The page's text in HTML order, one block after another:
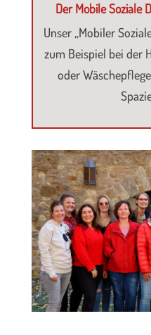
Der Mobile Soziale
Unser „Mobiler
zum Beispiel bei der
oder